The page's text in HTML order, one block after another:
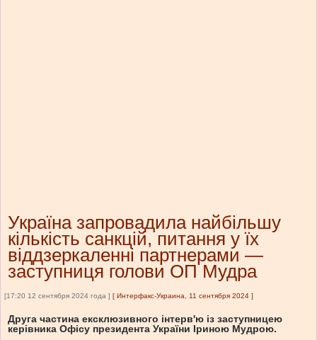
Україна запровадила найбільшу
кількість санкцій, питання у їх
віддзеркаленні партнерами —
заступниця голови ОП Мудра
[17:20 12 сентября 2024 года ] [ Интерфакс-Украина, 11 сентября 2024 ]
Друга частина ексклюзивного інтерв'ю із заступницею
керівника Офісу президента України Іриною Мудрою.